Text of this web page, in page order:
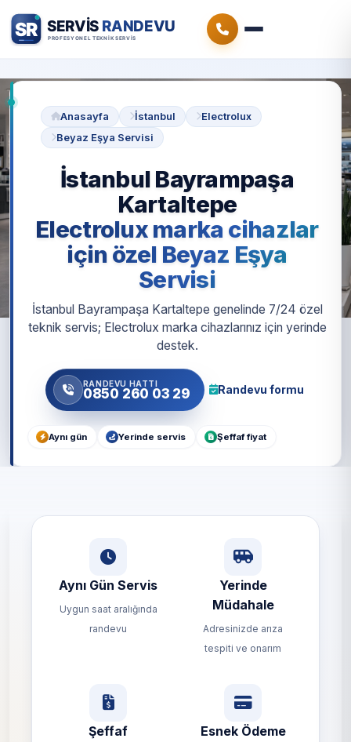
Anasayfa İstanbul
Electrolux
Beyaz Eşya Servisi
İstanbul Bayrampaşa
Kartaltepe
Electrolux marka cihazlar
için özel Beyaz Eşya
Servisi
İstanbul Bayrampaşa Kartaltepe genelinde 7/24 özel
teknik servis; Electrolux marka cihazlarınız için yerinde
destek.
RANDEVU HATTI
0850 260 03 29 Randevu formu
Aynı gün Yerinde servis Şeffaf fiyat
Aynı Gün Servis
Uygun saat aralığında
randevu
Yerinde
Müdahale
Adresinizde arıza
tespiti ve onarım
Şeffaf
Esnek Ödeme